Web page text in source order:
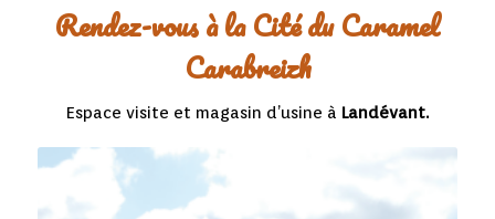
Rendez-vous à la Cité du Caramel
Carabreizh
Espace visite et magasin d’usine à Landévant.